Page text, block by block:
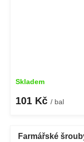
Skladem
101 Kč / bal
Farmářské